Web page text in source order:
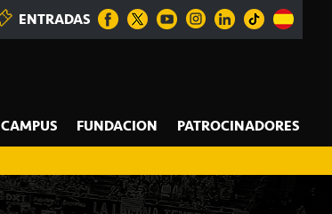
ENTRADAS
CAMPUS FUNDACION PATROCINADORES